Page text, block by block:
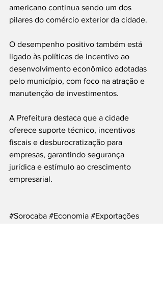
americano continua sendo um dos
pilares do comércio exterior da cidade.
O desempenho positivo também está
ligado às políticas de incentivo ao
desenvolvimento econômico adotadas
pelo município, com foco na atração e
manutenção de investimentos.
A Prefeitura destaca que a cidade
oferece suporte técnico, incentivos
fiscais e desburocratização para
empresas, garantindo segurança
jurídica e estímulo ao crescimento
empresarial.
#Sorocaba #Economia #Exportações